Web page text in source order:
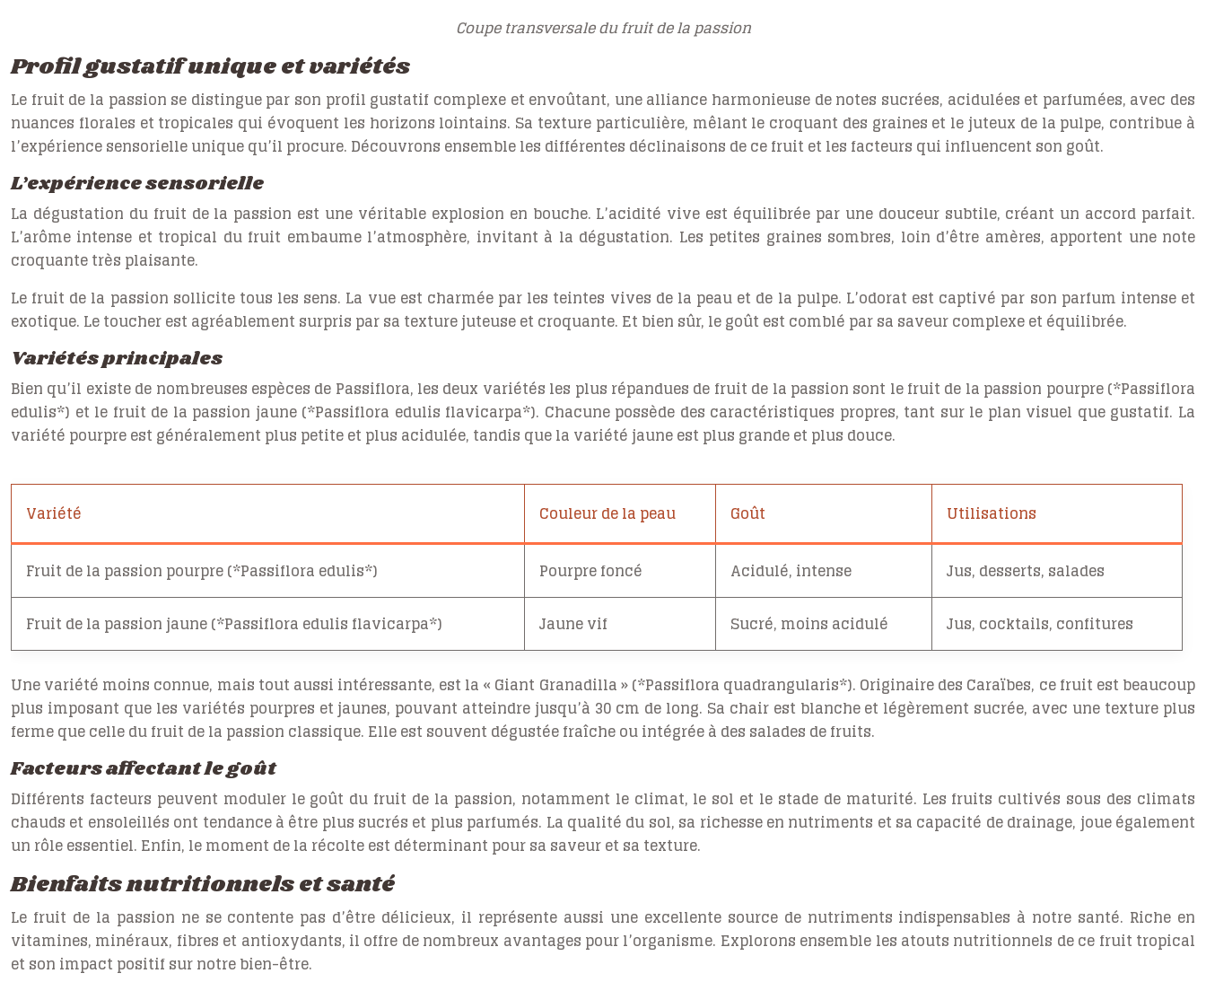
Coupe transversale du fruit de la passion
Profil gustatif unique et variétés
Le fruit de la passion se distingue par son profil gustatif complexe et envoûtant, une alliance harmonieuse de notes sucrées, acidulées et parfumées, avec des
nuances florales et tropicales qui évoquent les horizons lointains. Sa texture particulière, mêlant le croquant des graines et le juteux de la pulpe, contribue à
l’expérience sensorielle unique qu’il procure. Découvrons ensemble les différentes déclinaisons de ce fruit et les facteurs qui influencent son goût.
L’expérience sensorielle
La dégustation du fruit de la passion est une véritable explosion en bouche. L’acidité vive est équilibrée par une douceur subtile, créant un accord parfait.
L’arôme intense et tropical du fruit embaume l’atmosphère, invitant à la dégustation. Les petites graines sombres, loin d’être amères, apportent une note
croquante très plaisante.
Le fruit de la passion sollicite tous les sens. La vue est charmée par les teintes vives de la peau et de la pulpe. L’odorat est captivé par son parfum intense et
exotique. Le toucher est agréablement surpris par sa texture juteuse et croquante. Et bien sûr, le goût est comblé par sa saveur complexe et équilibrée.
Variétés principales
Bien qu’il existe de nombreuses espèces de Passiflora, les deux variétés les plus répandues de fruit de la passion sont le fruit de la passion pourpre (*Passiflora
edulis*) et le fruit de la passion jaune (*Passiflora edulis flavicarpa*). Chacune possède des caractéristiques propres, tant sur le plan visuel que gustatif. La
variété pourpre est généralement plus petite et plus acidulée, tandis que la variété jaune est plus grande et plus douce.
Variété Couleur de la peau Goût Utilisations
Fruit de la passion pourpre (*Passiflora edulis*) Pourpre foncé Acidulé, intense Jus, desserts, salades
Fruit de la passion jaune (*Passiflora edulis flavicarpa*) Jaune vif Sucré, moins acidulé Jus, cocktails, confitures
Une variété moins connue, mais tout aussi intéressante, est la « Giant Granadilla » (*Passiflora quadrangularis*). Originaire des Caraïbes, ce fruit est beaucoup
plus imposant que les variétés pourpres et jaunes, pouvant atteindre jusqu’à 30 cm de long. Sa chair est blanche et légèrement sucrée, avec une texture plus
ferme que celle du fruit de la passion classique. Elle est souvent dégustée fraîche ou intégrée à des salades de fruits.
Facteurs affectant le goût
Différents facteurs peuvent moduler le goût du fruit de la passion, notamment le climat, le sol et le stade de maturité. Les fruits cultivés sous des climats
chauds et ensoleillés ont tendance à être plus sucrés et plus parfumés. La qualité du sol, sa richesse en nutriments et sa capacité de drainage, joue également
un rôle essentiel. Enfin, le moment de la récolte est déterminant pour sa saveur et sa texture.
Bienfaits nutritionnels et santé
Le fruit de la passion ne se contente pas d’être délicieux, il représente aussi une excellente source de nutriments indispensables à notre santé. Riche en
vitamines, minéraux, fibres et antioxydants, il offre de nombreux avantages pour l’organisme. Explorons ensemble les atouts nutritionnels de ce fruit tropical
et son impact positif sur notre bien-être.